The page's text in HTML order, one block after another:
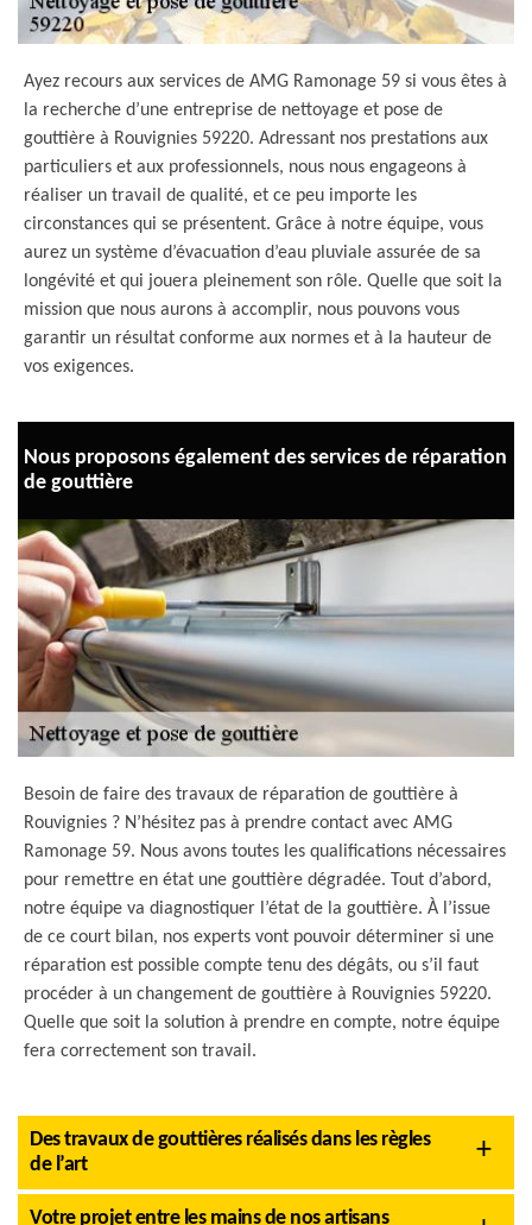
Ayez recours aux services de AMG Ramonage 59 si vous êtes à
la recherche d’une entreprise de nettoyage et pose de
gouttière à Rouvignies 59220. Adressant nos prestations aux
particuliers et aux professionnels, nous nous engageons à
réaliser un travail de qualité, et ce peu importe les
circonstances qui se présentent. Grâce à notre équipe, vous
aurez un système d’évacuation d’eau pluviale assurée de sa
longévité et qui jouera pleinement son rôle. Quelle que soit la
mission que nous aurons à accomplir, nous pouvons vous
garantir un résultat conforme aux normes et à la hauteur de
vos exigences.
Nous proposons également des services de réparation
de gouttière
Besoin de faire des travaux de réparation de gouttière à
Rouvignies ? N’hésitez pas à prendre contact avec AMG
Ramonage 59. Nous avons toutes les qualifications nécessaires
pour remettre en état une gouttière dégradée. Tout d’abord,
notre équipe va diagnostiquer l’état de la gouttière. À l’issue
de ce court bilan, nos experts vont pouvoir déterminer si une
réparation est possible compte tenu des dégâts, ou s’il faut
procéder à un changement de gouttière à Rouvignies 59220.
Quelle que soit la solution à prendre en compte, notre équipe
fera correctement son travail.
Des travaux de gouttières réalisés dans les règles
de l’art
Votre projet entre les mains de nos artisans